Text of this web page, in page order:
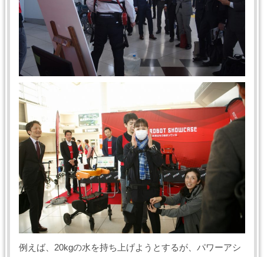
例えば、20kgの水を持ち上げようとするが、パワーアシ